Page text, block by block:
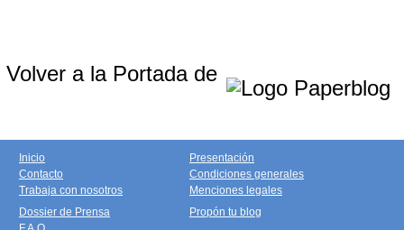
Volver a la Portada de
Inicio
Contacto
Trabaja con nosotros
Presentación
Condiciones generales
Menciones legales
Dossier de Prensa
Propón tu blog